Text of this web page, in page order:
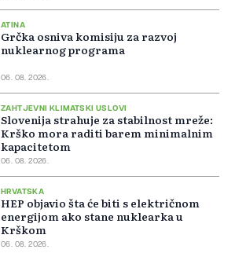
ATINA
Grčka osniva komisiju za razvoj
nuklearnog programa
06. 08. 2026.
ZAHTJEVNI KLIMATSKI USLOVI
Slovenija strahuje za stabilnost mreže:
Krško mora raditi barem minimalnim
kapacitetom
06. 08. 2026.
HRVATSKA
HEP objavio šta će biti s električnom
energijom ako stane nuklearka u
Krškom
06. 08. 2026.